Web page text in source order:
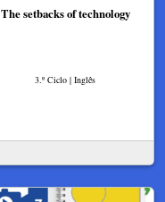
The setbacks of technology
3.º Ciclo | Inglês